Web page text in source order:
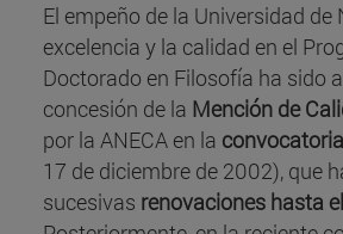
El empeño de la Universidad de
excelencia y la calidad en el
Doctorado en Filosofía ha sido
concesión de la Mención de
por la ANECA en la
17 de diciembre de 2002), que
sucesivas renovaciones hasta